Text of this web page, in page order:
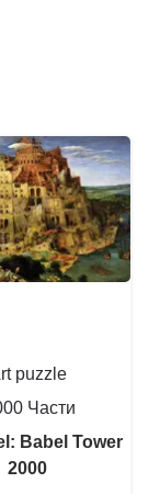
puzzle
Части
Babel Tower
2000